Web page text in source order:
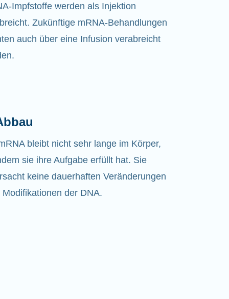
Impfstoffe werden als Injektion
Zukünftige mRNA-Behandlungen
auch über eine Infusion verabreicht
bleibt nicht sehr lange im Körper,
sie ihre Aufgabe erfüllt hat. Sie
keine dauerhaften Veränderungen
Modifikationen der DNA.